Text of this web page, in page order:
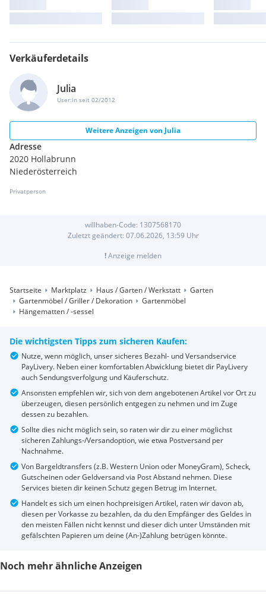
Verkäuferdetails
Julia
User:in seit 02/2012
Weitere Anzeigen von Julia
Adresse
2020 Hollabrunn
Niederösterreich
Privatperson
willhaben-Code: 1307568170
Zuletzt geändert: 07.06.2026, 13:59 Uhr
!Anzeige melden
Startseite Marktplatz Haus / Garten / Werkstatt
Garten
Gartenmöbel / Griller / Dekoration
Gartenmöbel
Hängematten / -sessel
Die wichtigsten Tipps zum sicheren Kaufen:
Nutze, wenn möglich, unser sicheres Bezahl- und Versandservice
PayLivery. Neben einer komfortablen Abwicklung bietet dir PayLivery
auch Sendungsverfolgung und Käuferschutz.
Ansonsten empfehlen wir, sich von dem angebotenen Artikel vor Ort zu
überzeugen, diesen persönlich entgegen zu nehmen und im Zuge
dessen zu bezahlen.
Sollte dies nicht möglich sein, so raten wir dir zu einer möglichst
sicheren Zahlungs-/Versandoption, wie etwa Postversand per
Nachnahme.
Von Bargeldtransfers (z.B. Western Union oder MoneyGram), Scheck,
Gutscheinen oder Geldversand via Post Abstand nehmen. Diese
Services bieten dir keinen Schutz gegen Betrug im Internet.
Handelt es sich um einen hochpreisigen Artikel, raten wir davon ab,
diesen per Vorkasse zu bezahlen, da du den Empfänger des Geldes in
den meisten Fällen nicht kennst und dieser dich unter Umständen mit
gefälschten Papieren um deine (An-)Zahlung betrügen könnte.
Noch mehr ähnliche Anzeigen